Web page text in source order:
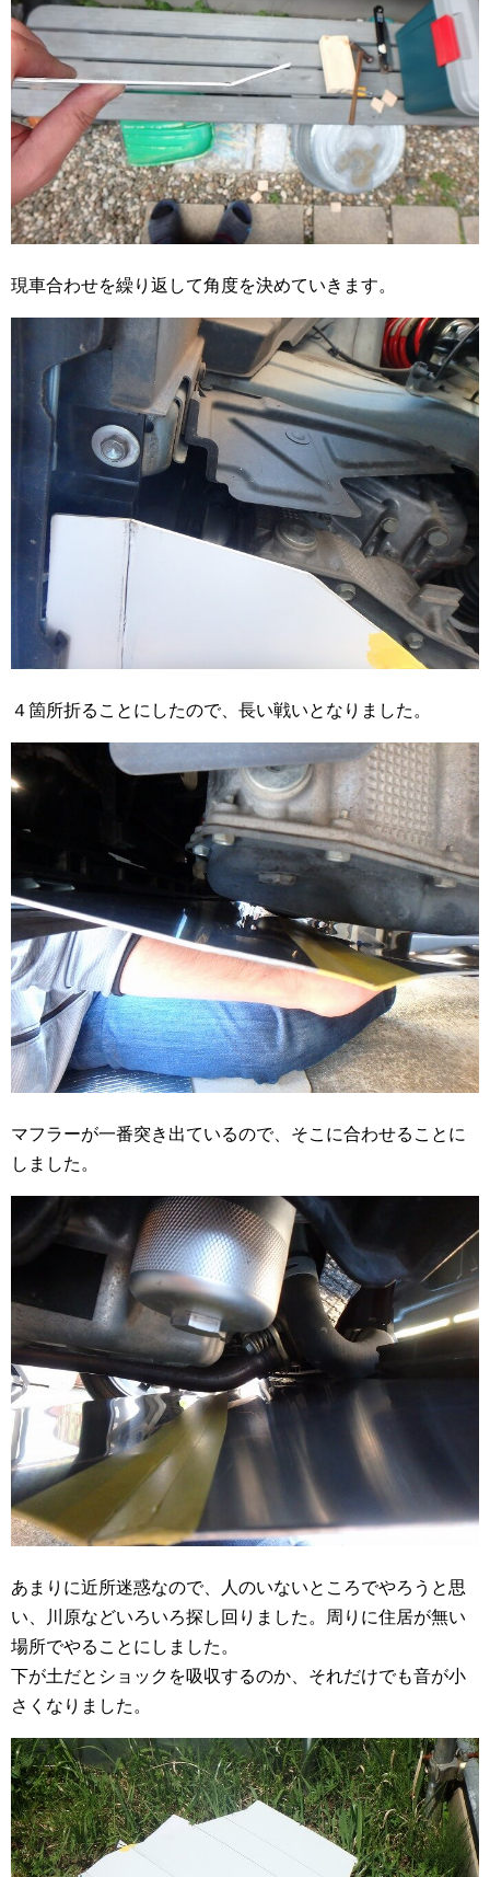
現車合わせを繰り返して角度を決めていきます。
４箇所折ることにしたので、長い戦いとなりました。
マフラーが一番突き出ているので、そこに合わせることに
しました。
あまりに近所迷惑なので、人のいないところでやろうと思
い、川原などいろいろ探し回りました。周りに住居が無い
場所でやることにしました。
下が土だとショックを吸収するのか、それだけでも音が小
さくなりました。